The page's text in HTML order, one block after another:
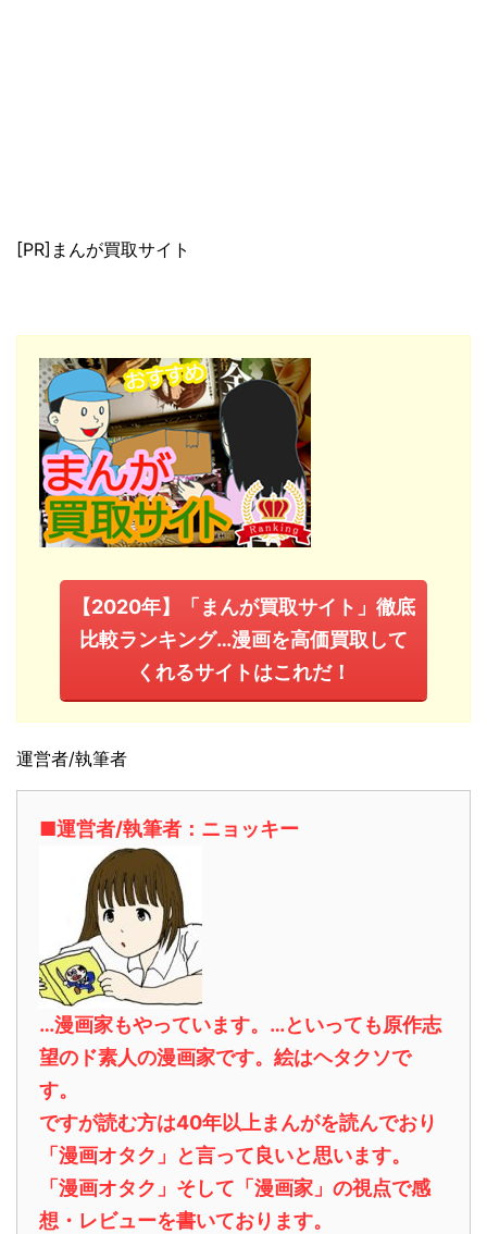
[PR]まんが買取サイト
【2020年】「まんが買取サイト」徹底
比較ランキング…漫画を高価買取して
くれるサイトはこれだ！
運営者/執筆者
■運営者/執筆者：ニョッキー
…漫画家もやっています。…といっても原作志
望のド素人の漫画家です。絵はヘタクソで
す。
ですが読む方は40年以上まんがを読んでおり
「漫画オタク」と言って良いと思います。
「漫画オタク」そして「漫画家」の視点で感
想・レビューを書いております。